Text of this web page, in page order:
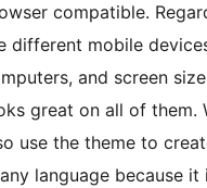
compatible.
different mobile
and screen
great on all of them.
use the theme to
language because it